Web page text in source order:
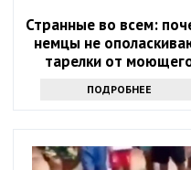
Странные во всем:
немцы не
тарелки от
ПОДРОБНЕЕ